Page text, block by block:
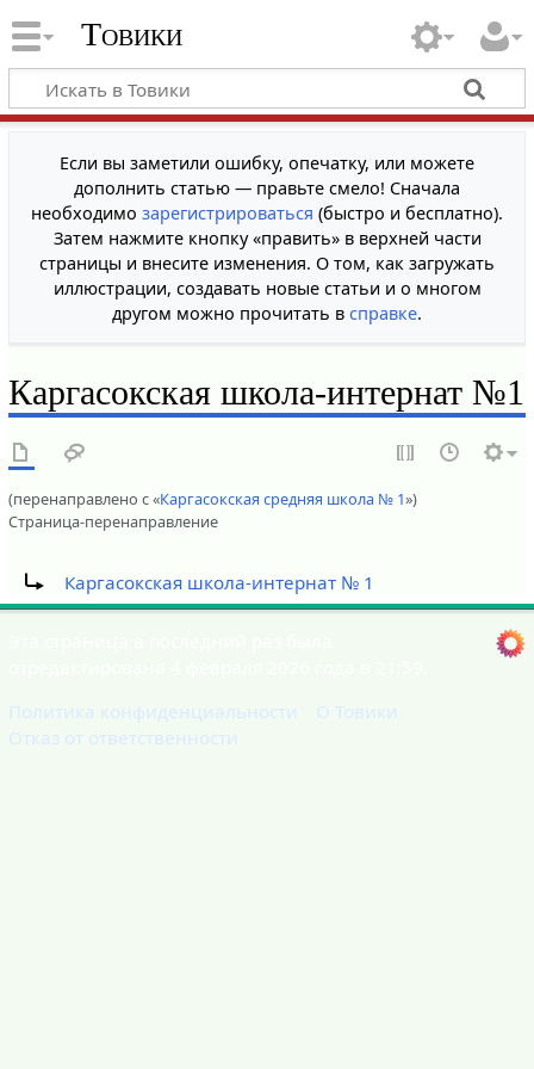
Товики
Если вы заметили ошибку, опечатку, или можете
дополнить статью — правьте смело! Сначала
необходимо зарегистрироваться (быстро и бесплатно).
Затем нажмите кнопку «править» в верхней части
страницы и внесите изменения. О том, как загружать
иллюстрации, создавать новые статьи и о многом
другом можно прочитать в справке.
Каргасокская школа-интернат №1
(перенаправлено с «Каргасокская средняя школа № 1»)
Страница-перенаправление
Каргасокская школа-интернат № 1